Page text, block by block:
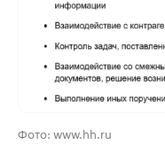
Фото: www.hh.ru